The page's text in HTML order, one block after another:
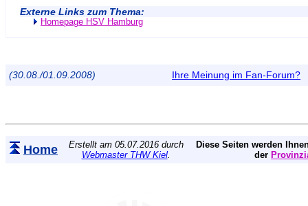
Externe Links zum Thema:
Homepage HSV Hamburg
(30.08./01.09.2008) Ihre Meinung im Fan-Forum?
Home
Erstellt am 05.07.2016 durch
Webmaster THW Kiel.
Diese Seiten werden
der